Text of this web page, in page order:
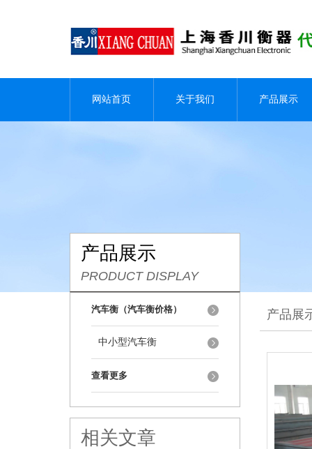
网站首页 关于我们 产品展示
产品展示
PRODUCT DISPLAY
汽车衡（汽车衡价格）
中小型汽车衡
查看更多
相关文章
产品展